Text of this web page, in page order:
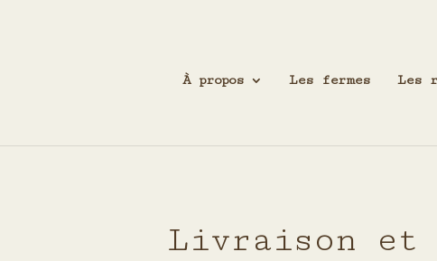
À propos Les fermes Les
Livraison et